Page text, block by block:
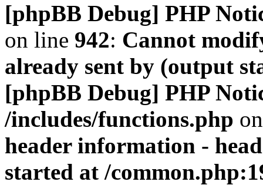
[phpBB Debug] PHP
on line 942: Cannot
already sent by (output
[phpBB Debug] PHP
/includes/functions.php
header information -
started at /